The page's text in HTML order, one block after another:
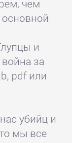
чем
и
за
pdf или
убийц и
мы все